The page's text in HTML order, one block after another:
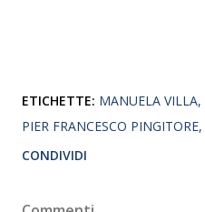
ETICHETTE: MANUELA VILLA
PIER FRANCESCO PINGITORE
CONDIVIDI